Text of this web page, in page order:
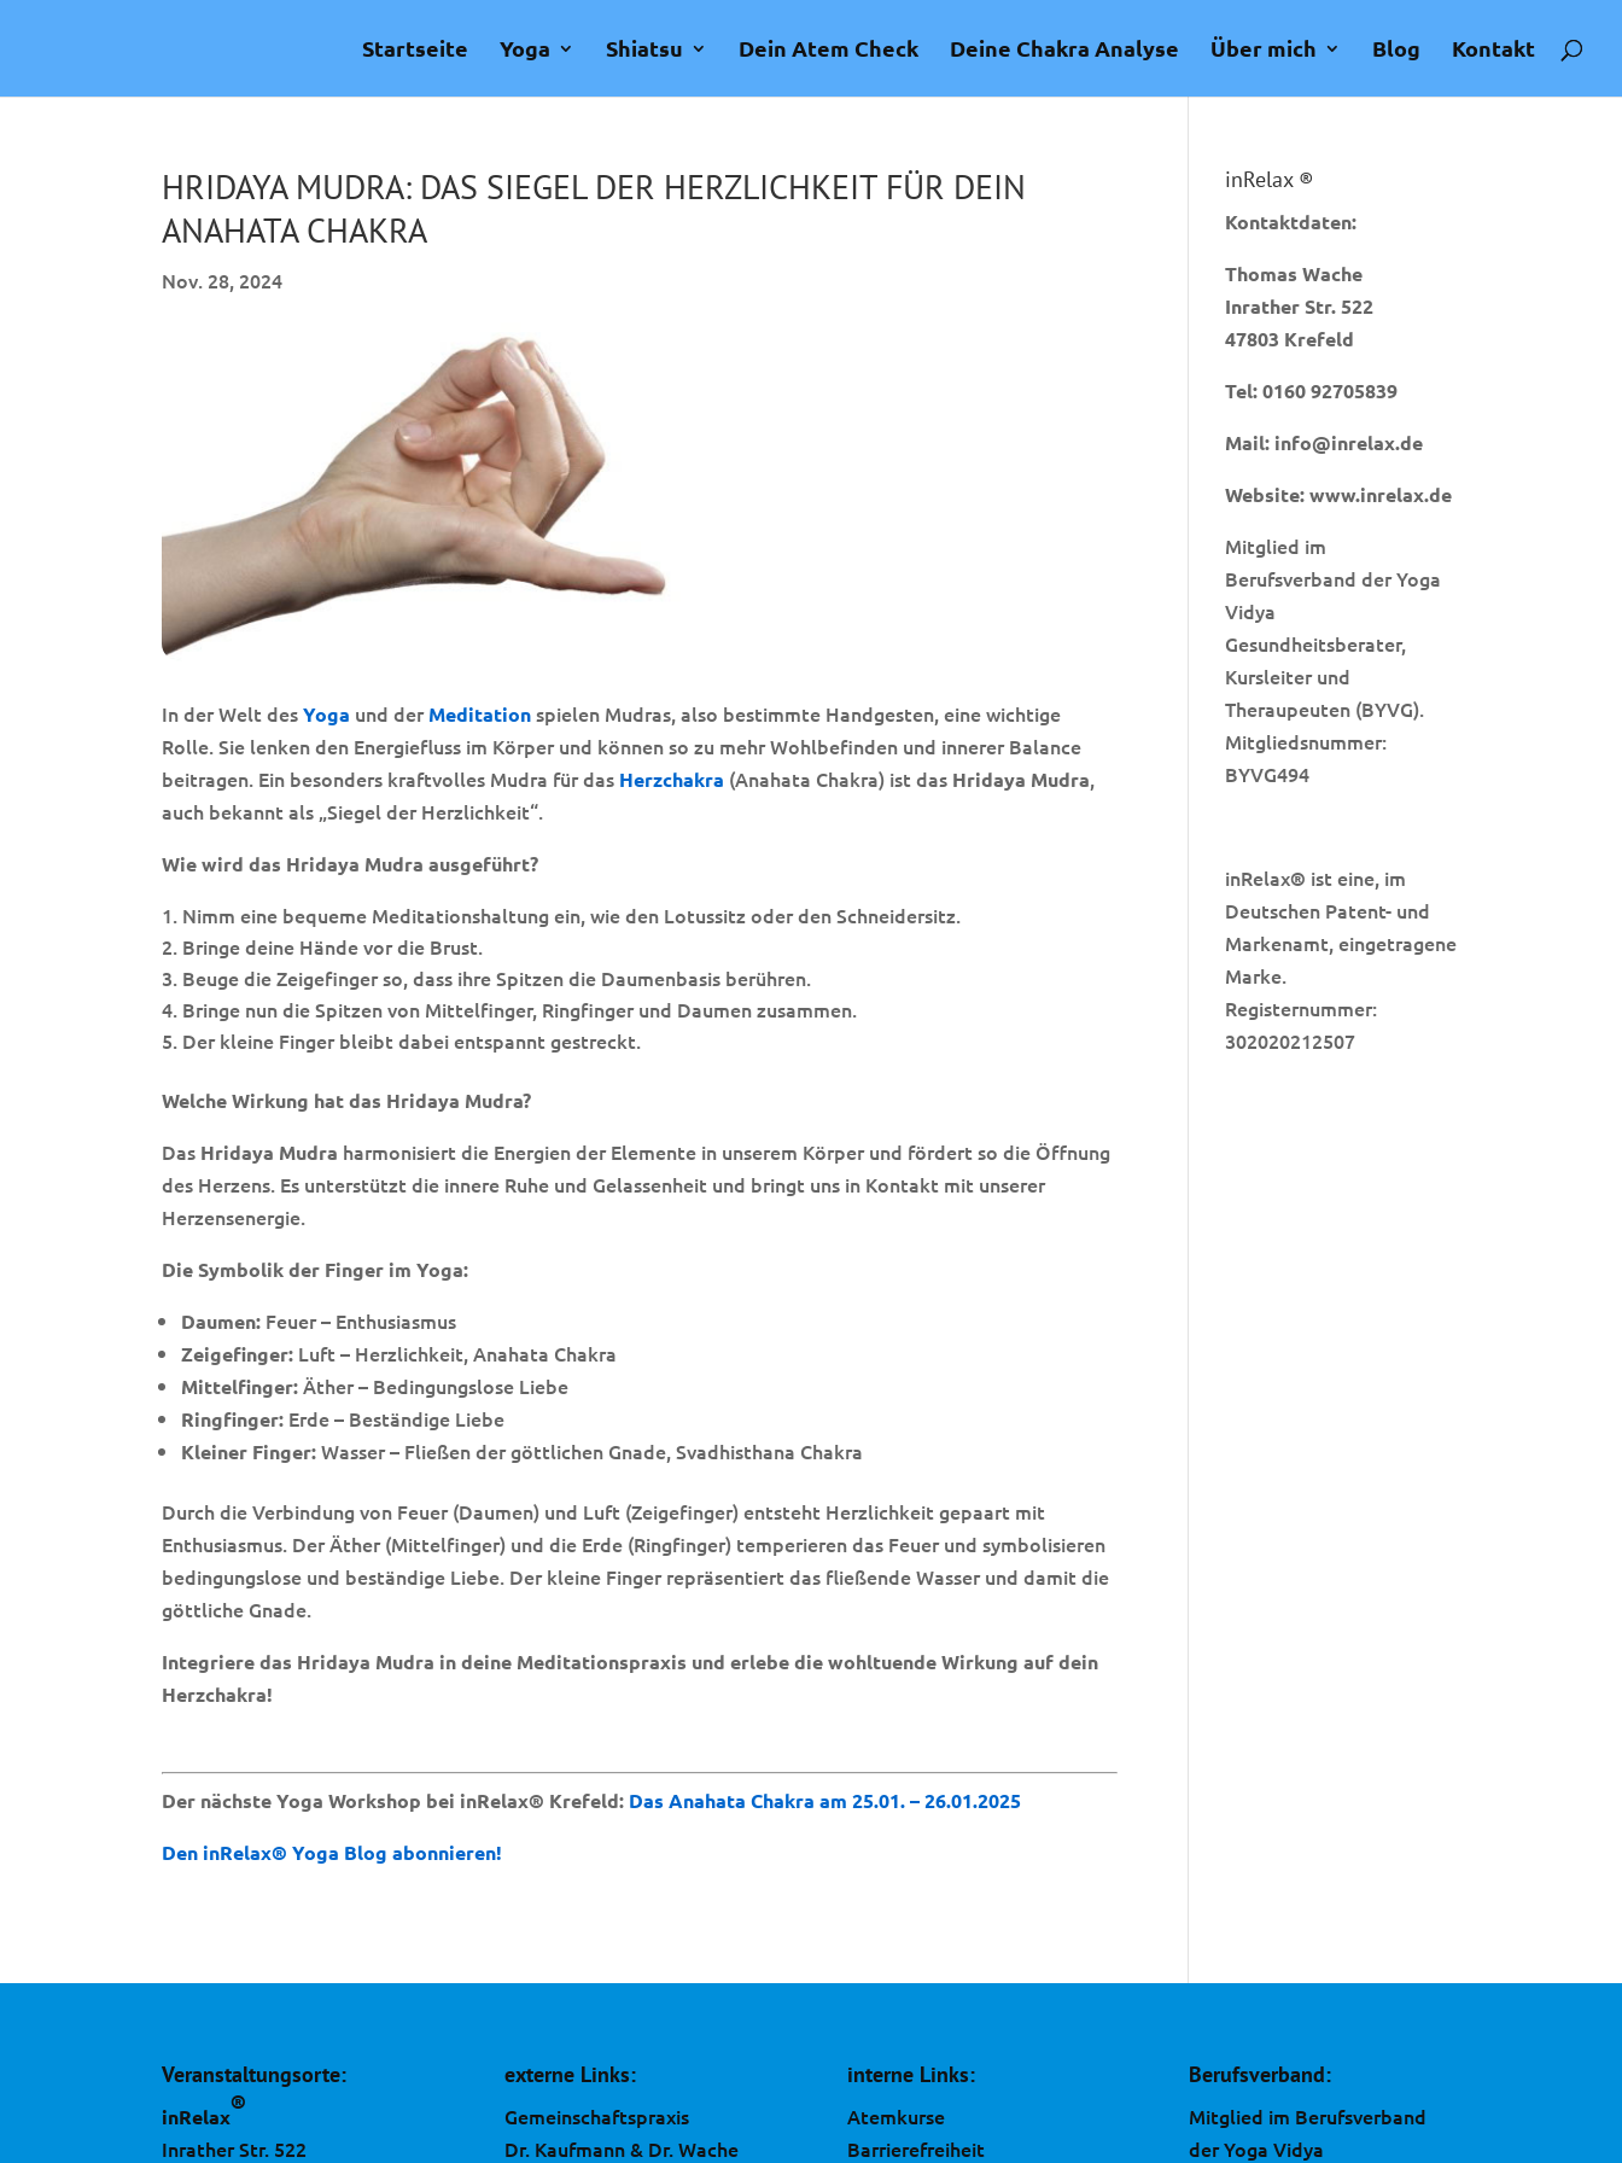
Startseite Yoga Shiatsu Dein Atem Check Deine Chakra Analyse Über mich Blog Kontakt
HRIDAYA MUDRA: DAS SIEGEL DER HERZLICHKEIT FÜR DEIN
ANAHATA CHAKRA
Nov. 28, 2024
In der Welt desYoga und derMeditationspielen Mudras, also bestimmte Handgesten, eine wichtige
Rolle. Sie lenken den Energiefluss im Körper und können so zu mehr Wohlbefinden und innerer Balance
beitragen. Ein besonders kraftvolles Mudra für das Herzchakra (Anahata Chakra) ist das Hridaya Mudra,
auch bekannt als „Siegel der Herzlichkeit“.
Wie wird das Hridaya Mudra ausgeführt?
Nimm eine bequeme Meditationshaltung ein, wie den Lotussitz oder den Schneidersitz.
Bringe deine Hände vor die Brust.
Beuge die Zeigefinger so, dass ihre Spitzen die Daumenbasis berühren.
Bringe nun die Spitzen von Mittelfinger, Ringfinger und Daumen zusammen.
Der kleine Finger bleibt dabei entspannt gestreckt.
Welche Wirkung hat das Hridaya Mudra?
Das Hridaya Mudra harmonisiert die Energien der Elemente in unserem Körper und fördert so die Öffnung
des Herzens. Es unterstützt die innere Ruhe und Gelassenheit und bringt uns in Kontakt mit unserer
Herzensenergie.
Die Symbolik der Finger im Yoga:
Daumen: Feuer – Enthusiasmus
Zeigefinger: Luft – Herzlichkeit, Anahata Chakra
Mittelfinger:Äther – Bedingungslose Liebe
Ringfinger: Erde – Beständige Liebe
Kleiner Finger:Wasser – Fließen der göttlichen Gnade, Svadhisthana Chakra
Durch die Verbindung von Feuer (Daumen) und Luft (Zeigefinger) entsteht Herzlichkeit gepaart mit
Enthusiasmus. Der Äther (Mittelfinger) und die Erde (Ringfinger) temperieren das Feuer und symbolisieren
bedingungslose und beständige Liebe. Der kleine Finger repräsentiert das fließende Wasser und damit die
göttliche Gnade.
Integriere das Hridaya Mudra in deine Meditationspraxis und erlebe die wohltuende Wirkung auf dein
Herzchakra!
Der nächste Yoga Workshop bei inRelax® Krefeld: Das Anahata Chakra am 25.01. – 26.01.2025
Den inRelax® Yoga Blog abonnieren!
inRelax ®
Kontaktdaten:
Thomas Wache
Inrather Str. 522
47803 Krefeld
Tel:0160 92705839
Mail: info@inrelax.de
Website:www.inrelax.de
Mitglied im
Berufsverband der Yoga
Vidya
Gesundheitsberater,
Kursleiter und
Theraupeuten (BYVG).
Mitgliedsnummer:
BYVG494
inRelax® ist eine, im
Deutschen Patent- und
Markenamt, eingetragene
Marke.
Registernummer:
302020212507
Veranstaltungsorte:
inRelax
®
Inrather Str. 522
externe Links:
Gemeinschaftspraxis
Dr. Kaufmann & Dr. Wache
interne Links:
Atemkurse
Barrierefreiheit
Berufsverband:
Mitglied im Berufsverband
der Yoga Vidya